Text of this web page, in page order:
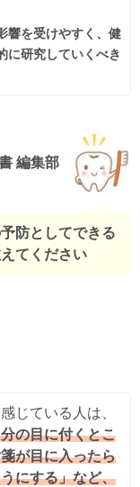
響を受けやすく、健
に研究していくべき
編集部
防としてできる
てください
じている人は、
の目に付くとこ
が目に入ったら
にする」など、